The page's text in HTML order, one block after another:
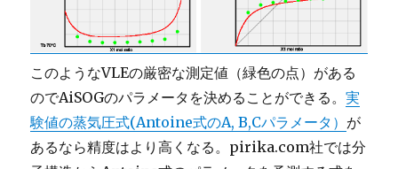
このようなVLEの厳密な測定値（緑色の点）がある
のでAiSOGのパラメータを決めることができる。実
験値の蒸気圧式(Antoine式のA, B,Cパラメータ） が
あるなら精度はより高くなる。pirika.com社では分